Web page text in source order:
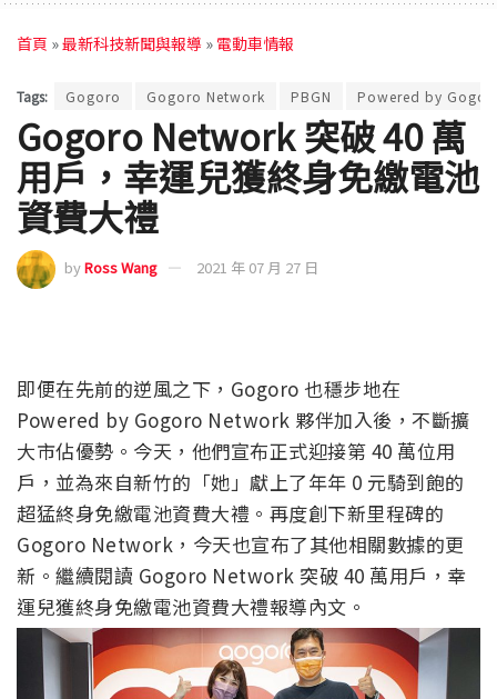
首頁 »最新科技新聞與報導 » 電動車情報
Tags: Gogoro Gogoro Network PBGN Powered by
Gogoro Network 突破 40 萬
用戶，幸運兒獲終身免繳電池
資費大禮
byRoss Wang 2021 年 07 月 27 日
即便在先前的逆風之下，Gogoro 也穩步地在
Powered by Gogoro Network 夥伴加入後，不斷擴
大市佔優勢。今天，他們宣布正式迎接第 40 萬位用
戶，並為來自新竹的「她」獻上了年年 0 元騎到飽的
超猛終身免繳電池資費大禮。再度創下新里程碑的
Gogoro Network，今天也宣布了其他相關數據的更
新。繼續閱讀 Gogoro Network 突破 40 萬用戶，幸
運兒獲終身免繳電池資費大禮報導內文。